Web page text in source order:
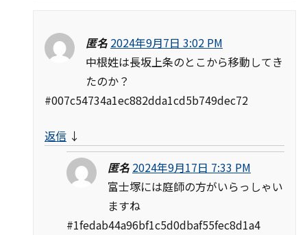
匿名 2024年9月7日 3:02 PM
中根姓は長坂上条のとこから移動してき
たのか？
#007c54734a1ec882dda1cd5b749dec72
返信 ↓
匿名 2024年9月17日 7:33 PM
富士塚には庭師の方がいらっしゃい
ますね
#1fedab44a96bf1c5d0dbaf55fec8d1a4